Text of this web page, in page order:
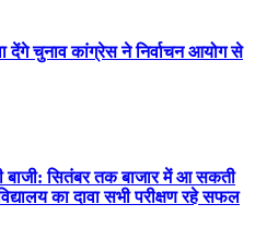
देंगे चुनाव कांग्रेस ने निर्वाचन आयोग से
बाजी: सितंबर तक बाजार में आ सकती
का दावा सभी परीक्षण रहे सफल